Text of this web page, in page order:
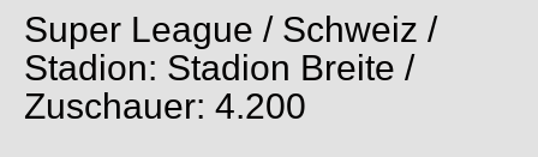
Super League / Schweiz /
Stadion: Stadion Breite /
Zuschauer: 4.200